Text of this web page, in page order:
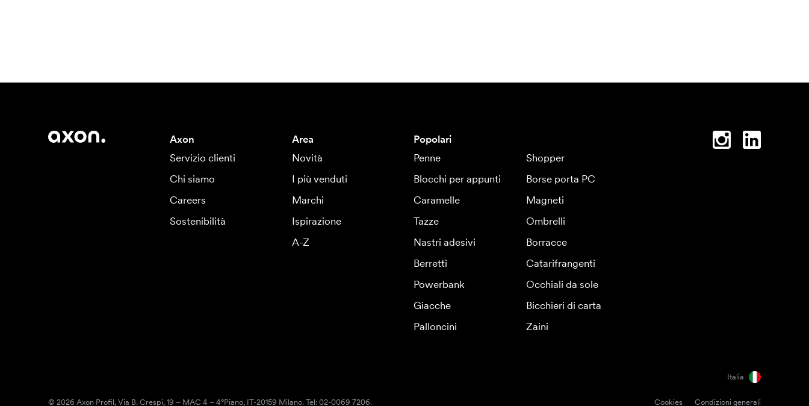
Axon
Servizio clienti
Chi siamo
Careers
Sostenibilità
Area
Novità
I più venduti
Marchi
Ispirazione
A-Z
Popolari
Penne
Shopper
Blocchi per appunti
Borse porta PC
Caramelle
Magneti
Tazze
Ombrelli
Nastri adesivi
Borracce
Berretti
Catarifrangenti
Powerbank
Occhiali da sole
Giacche
Bicchieri di carta
Palloncini
Zaini
Italia
Cookies Condizioni generali
© 2026 Axon Profil, Via B. Crespi, 19 – MAC 4 – 4°Piano, IT-20159 Milano. Tel: 02-0069 7206.